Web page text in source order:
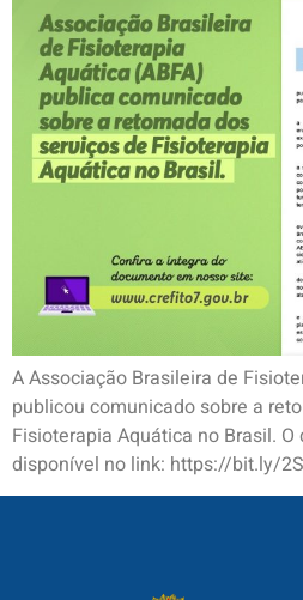
A Associação Brasileira de
publicou comunicado sobre a
Fisioterapia Aquática no Brasil.
disponível no link: https://bit.ly/